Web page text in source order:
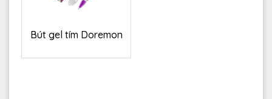
Bút gel tím Doremon